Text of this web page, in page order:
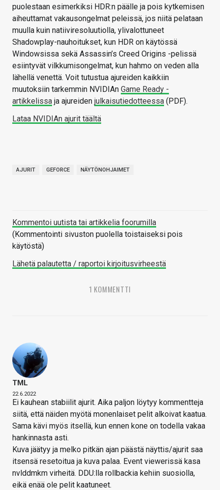
puolestaan esimerkiksi HDR:n päälle ja pois kytkemisen
aiheuttamat vakausongelmat peleissä, jos niitä pelataan
muulla kuin natiiviresoluutiolla, ylivalottuneet
Shadowplay-nauhoitukset, kun HDR on käytössä
Windowsissa sekä Assassin’s Creed Origins -pelissä
esiintyvät vilkkumisongelmat, kun hahmo on veden alla
lähellä venettä. Voit tutustua ajureiden kaikkiin
muutoksiin tarkemmin NVIDIAn Game Ready -
artikkelissa ja ajureiden julkaisutiedotteessa (PDF).
Lataa NVIDIAn ajurit täältä
AJURIT GEFORCE NÄYTÖNOHJAIMET
Kommentoi uutista tai artikkelia foorumilla
(Kommentointi sivuston puolella toistaiseksi pois
käytöstä)
Lähetä palautetta / raportoi kirjoitusvirheestä
1 KOMMENTTI
TML
22.6.2022
Ei kauhean stabiilit ajurit. Aika paljon löytyy kommentteja
siitä, että näiden myötä monenlaiset pelit alkoivat kaatua.
Sama kävi myös itsellä, kun ennen kone on todella vakaa
hankinnasta asti.
Kuva jäätyy ja melko pitkän ajan päästä näyttis/ajurit saa
itsensä resetoitua ja kuva palaa. Event viewerissä kasa
nvlddmkm virheitä. DDU:lla rollbackia kehiin suosiolla,
eikä enää ole pelit kaatuneet.